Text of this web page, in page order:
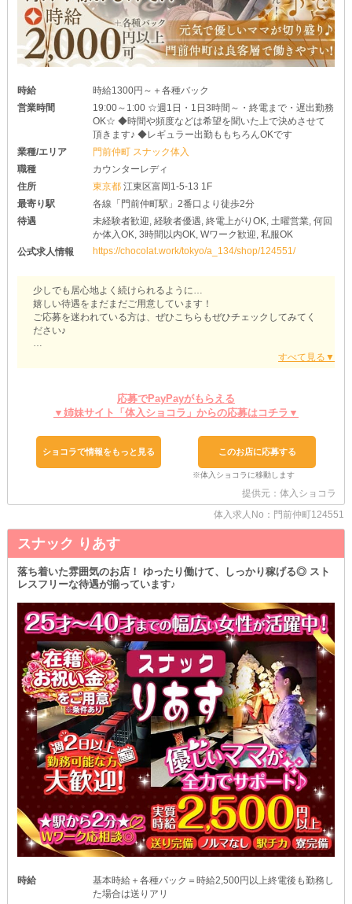
時給
時給1300円～＋各種バック
営業時間
19:00～1:00 ☆週1日・1日3時間～・終電まで・遅出勤務
OK☆ ◆時間や頻度などは希望を聞いた上で決めさせて
頂きます♪ ◆レギュラー出勤ももちろんOKです
業種/エリア
門前仲町 スナック体入
職種
カウンターレディ
住所
東京都江東区富岡1-5-13 1F
最寄り駅
各線「門前仲町駅」2番口より徒歩2分
待遇
未経験者歓迎, 経験者優遇, 終電上がりOK, 土曜営業, 何回
か体入OK, 3時間以内OK, Wワーク歓迎, 私服OK
公式求人情報
https://chocolat.work/tokyo/a_134/shop/124551/
少しでも居心地よく続けられるように…
嬉しい待遇をまだまだご用意しています！
ご応募を迷われている方は、ぜひこちらもぜひチェックしてみてく
ださい♪
他店様で夜職の経験がある方も大歓迎！
お持ちのスキルを加味して《最大限優遇》のうえお迎えします◎
ご希望の条件や前店でのお悩み・不満があれば、面接時に遠慮なく
❁服装はあなたにお任せ❁
勤務中はお店の雰囲気に合う《私服コーデ》でOK！
❁マイペースに働ける❁
「昼職終わりに《3時間》だけ」
「明日は朝からミーティングがあるから《終電》で帰りたい」
このようにキャスト一人ひとりのライフスタイルに合わせて勤務で
きます！
学業・本業・家事・育児とムリなく両立させたいなら『ハーリー』
で決まりです♪
応募でPayPayがもらえる
▼姉妹サイト「体入ショコラ」からの応募はコチラ▼
ショコラで情報をもっと見る このお店に応募する
提供元：体入ショコラ
体入求人No：門前仲町124551
スナック りあす
落ち着いた雰囲気のお店！ ゆったり働けて、しっかり稼げる◎ スト
レスフリーな待遇が揃っています♪
時給
基本時給＋各種バック＝時給2,500円以上終電後も勤務し
た場合は送りアリ